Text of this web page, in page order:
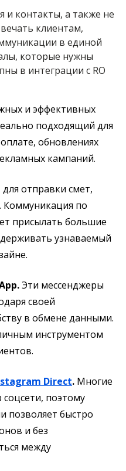
и контакты, а также не
клиентам,
в единой
которые нужны
в интеграции с RO
и эффективных
подходящий для
обновлениях
кампаний.
отправки смет,
Коммуникация по
присылать большие
узнаваемый
Эти мессенджеры
своей
в обмене данными.
инструментом
Direct. Многие
поэтому
позволяет быстро
и без
между